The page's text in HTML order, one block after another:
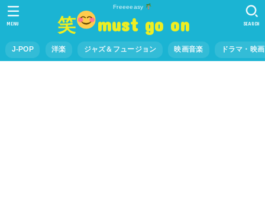
Freeeeasy
笑 must go on
J-POP 洋楽 ジャズ＆フュージョン 映画音楽 ドラマ・映
SEARCH
MENU